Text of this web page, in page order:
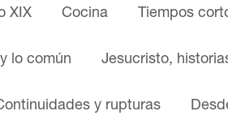
XIX Cocina Tiempos
lo común Jesucristo,
y rupturas